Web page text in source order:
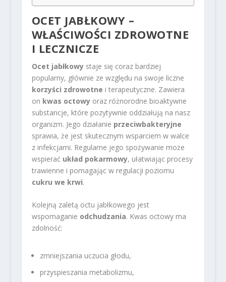
OCET JABŁKOWY –
WŁAŚCIWOŚCI ZDROWOTNE
I LECZNICZE
Ocet jabłkowystaje się coraz bardziej
popularny, głównie ze względu na swoje liczne
korzyści zdrowotne i terapeutyczne. Zawiera
on kwas octowyoraz różnorodne bioaktywne
substancje, które pozytywnie oddziałują na nasz
organizm. Jego działanie przeciwbakteryjne
sprawia, że jest skutecznym wsparciem w walce
z infekcjami. Regularne jego spożywanie może
wspierać układ pokarmowy, ułatwiając procesy
trawienne i pomagając w regulacji poziomu
cukru we krwi.
Kolejną zaletą octu jabłkowego jest
wspomaganie odchudzania. Kwas octowy ma
zdolność:
zmniejszania uczucia głodu,
przyspieszania metabolizmu,